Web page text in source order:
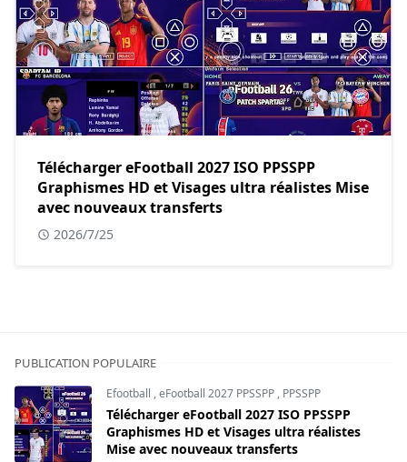
Télécharger eFootball 2027 ISO PPSSPP
Graphismes HD et Visages ultra réalistes Mise
avec nouveaux transferts
2026/7/25
PUBLICATION POPULAIRE
Efootball ,eFootball 2027 PPSSPP , PPSSPP
Télécharger eFootball 2027 ISO PPSSPP
Graphismes HD et Visages ultra réalistes
Mise avec nouveaux transferts